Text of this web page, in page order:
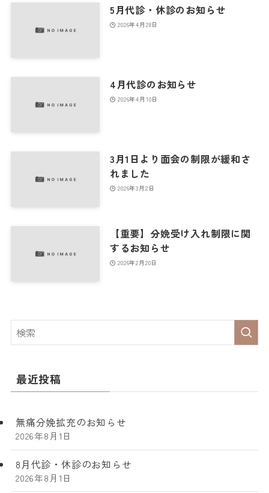
5月代診・休診のお知らせ
2026年4月28日
4月代診のお知らせ
2026年4月10日
3月1日より面会の制限が緩和さ
れました
2026年3月2日
【重要】分娩受け入れ制限に関
するお知らせ
2026年2月20日
最近投稿
無痛分娩拡充のお知らせ
2026年8月1日
8月代診・休診のお知らせ
2026年8月1日